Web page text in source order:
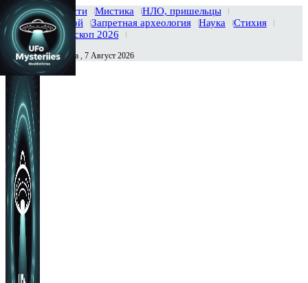
Главная Новости Мистика
НЛО, пришельцы
Тайны вселенной
Запретная археология Наука
Стихия
История
Гороскоп 2026
Сегодня Пятница , 7 Август 2026